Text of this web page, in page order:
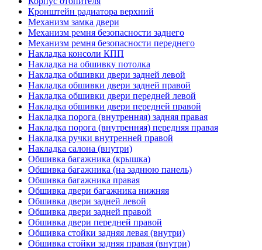
Кронштейн радиатора верхний
Механизм замка двери
Механизм ремня безопасности заднего
Механизм ремня безопасности переднего
Накладка консоли КПП
Накладка на обшивку потолка
Накладка обшивки двери задней левой
Накладка обшивки двери задней правой
Накладка обшивки двери передней левой
Накладка обшивки двери передней правой
Накладка порога (внутренняя) задняя правая
Накладка порога (внутренняя) передняя правая
Накладка ручки внутренней правой
Накладка салона (внутри)
Обшивка багажника (крышка)
Обшивка багажника (на заднюю панель)
Обшивка багажника правая
Обшивка двери багажника нижняя
Обшивка двери задней левой
Обшивка двери задней правой
Обшивка двери передней правой
Обшивка стойки задняя левая (внутри)
Обшивка стойки задняя правая (внутри)